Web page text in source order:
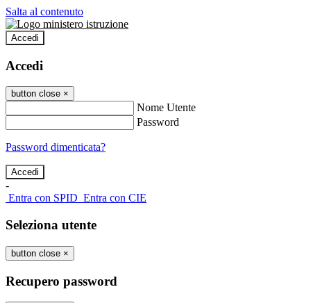
Salta al contenuto
Accedi
Accedi
button close ×
Nome Utente
Password
Password dimenticata?
-
Entra con SPID Entra con CIE
Seleziona utente
button close ×
Recupero password